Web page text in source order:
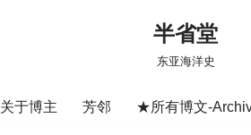
半省堂
东亚海洋史
关于博主 芳邻 ★所有博文-